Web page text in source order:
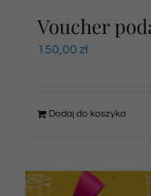
Voucher
150,00 zł
Dodaj do koszyka